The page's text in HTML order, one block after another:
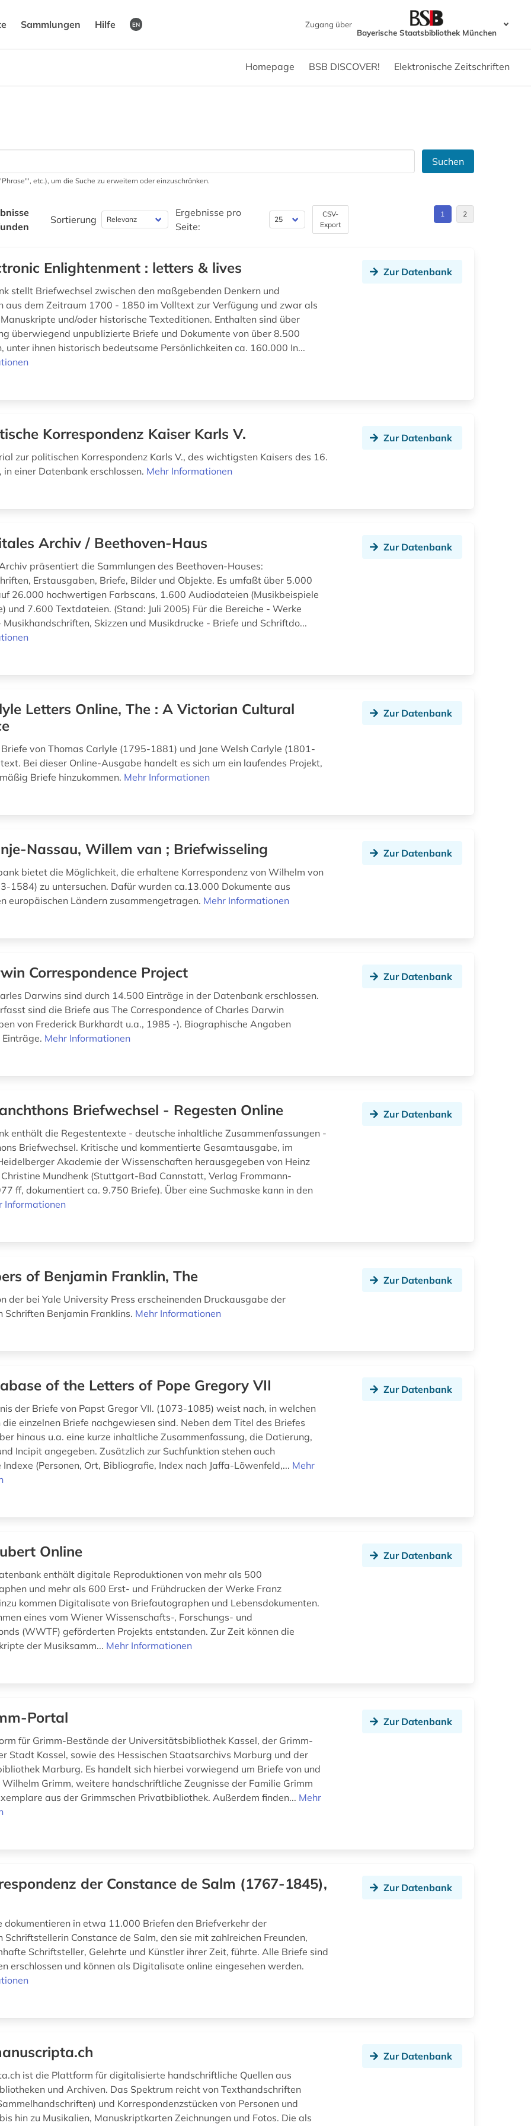
Sammlungen Hilfe EN
Zugang über
Bayerische Staatsbibliothek München
Homepage BSB DISCOVER! Elektronische Zeitschriften
Suchen
etc.), um die Suche zu erweitern oder einzuschränken.
Sortierung
Ergebnisse pro
Seite:
CSV-
Export
1 2
Enlightenment : letters & lives
stellt Briefwechsel zwischen den maßgebenden Denkern und
aus dem Zeitraum 1700 - 1850 im Volltext zur Verfügung und zwar als
und/oder historische Texteditionen. Enthalten sind über
überwiegend unpublizierte Briefe und Dokumente von über 8.500
unter ihnen historisch bedeutsame Persönlichkeiten ca. 160.000 In...
Zur Datenbank
Korrespondenz Kaiser Karls V.
zur politischen Korrespondenz Karls V., des wichtigsten Kaisers des 16.
in einer Datenbank erschlossen. Mehr Informationen
Zur Datenbank
Archiv / Beethoven-Haus
präsentiert die Sammlungen des Beethoven-Hauses:
Erstausgaben, Briefe, Bilder und Objekte. Es umfaßt über 5.000
26.000 hochwertigen Farbscans, 1.600 Audiodateien (Musikbeispiele
und 7.600 Textdateien. (Stand: Juli 2005) Für die Bereiche - Werke
Musikhandschriften, Skizzen und Musikdrucke - Briefe und Schriftdo...
Zur Datenbank
Letters Online, The : A Victorian Cultural
von Thomas Carlyle (1795-1881) und Jane Welsh Carlyle (1801-
Bei dieser Online-Ausgabe handelt es sich um ein laufendes Projekt,
Briefe hinzukommen. Mehr Informationen
Zur Datenbank
Nassau, Willem van ; Briefwisseling
bietet die Möglichkeit, die erhaltene Korrespondenz von Wilhelm von
1584) zu untersuchen. Dafür wurden ca.13.000 Dokumente aus
europäischen Ländern zusammengetragen. Mehr Informationen
Zur Datenbank
Correspondence Project
Darwins sind durch 14.500 Einträge in der Datenbank erschlossen.
sind die Briefe aus The Correspondence of Charles Darwin
von Frederick Burkhardt u.a., 1985 -). Biographische Angaben
Mehr Informationen
Zur Datenbank
Briefwechsel - Regesten Online
enthält die Regestentexte - deutsche inhaltliche Zusammenfassungen -
Briefwechsel. Kritische und kommentierte Gesamtausgabe, im
Akademie der Wissenschaften herausgegeben von Heinz
Christine Mundhenk (Stuttgart-Bad Cannstatt, Verlag Frommann-
ff, dokumentiert ca. 9.750 Briefe). Über eine Suchmaske kann in den
Informationen
Zur Datenbank
of Benjamin Franklin, The
der bei Yale University Press erscheinenden Druckausgabe der
Schriften Benjamin Franklins. Mehr Informationen
Zur Datenbank
of the Letters of Pope Gregory VII
der Briefe von Papst Gregor VII. (1073-1085) weist nach, in welchen
die einzelnen Briefe nachgewiesen sind. Neben dem Titel des Briefes
hinaus u.a. eine kurze inhaltliche Zusammenfassung, die Datierung,
Incipit angegeben. Zusätzlich zur Suchfunktion stehen auch
Indexe (Personen, Ort, Bibliografie, Index nach Jaffa-Löwenfeld,... Mehr
Zur Datenbank
Online
enthält digitale Reproduktionen von mehr als 500
und mehr als 600 Erst- und Frühdrucken der Werke Franz
kommen Digitalisate von Briefautographen und Lebensdokumenten.
eines vom Wiener Wissenschafts-, Forschungs- und
(WWTF) geförderten Projekts entstanden. Zur Zeit können die
der Musiksamm... Mehr Informationen
Zur Datenbank
Portal
für Grimm-Bestände der Universitätsbibliothek Kassel, der Grimm-
Stadt Kassel, sowie des Hessischen Staatsarchivs Marburg und der
Marburg. Es handelt sich hierbei vorwiegend um Briefe von und
Wilhelm Grimm, weitere handschriftliche Zeugnisse der Familie Grimm
aus der Grimmschen Privatbibliothek. Außerdem finden... Mehr
Zur Datenbank
der Constance de Salm (1767-1845),
dokumentieren in etwa 11.000 Briefen den Briefverkehr der
Schriftstellerin Constance de Salm, den sie mit zahlreichen Freunden,
Schriftsteller, Gelehrte und Künstler ihrer Zeit, führte. Alle Briefe sind
erschlossen und können als Digitalisate online eingesehen werden.
Zur Datenbank
ist die Plattform für digitalisierte handschriftliche Quellen aus
und Archiven. Das Spektrum reicht von Texthandschriften
und Korrespondenzstücken von Personen und
hin zu Musikalien, Manuskriptkarten Zeichnungen und Fotos. Die als
Zur Datenbank